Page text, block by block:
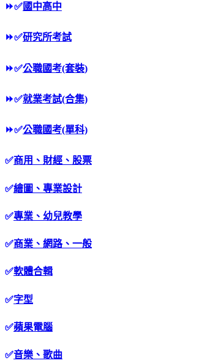
⏩✅國中高中
⏩✅研究所考試
⏩✅公職國考(套裝)
⏩✅就業考試(合集)
⏩✅公職國考(單科)
✅商用、財經、股票
✅繪圖、專業設計
✅專業、幼兒教學
✅商業、網路、一般
✅軟體合輯
✅字型
✅蘋果電腦
✅音樂、歌曲